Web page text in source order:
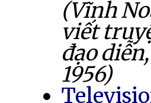
(Vĩnh
viết
đạo diễn,
1956)